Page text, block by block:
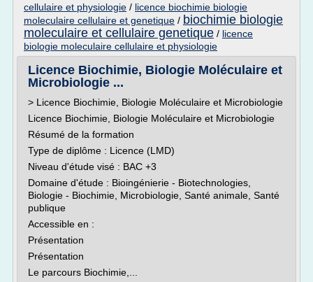
cellulaire et physiologie / licence biochimie biologie
moleculaire cellulaire et genetique / biochimie biologie
moleculaire et cellulaire genetique / licence
biologie moleculaire cellulaire et physiologie
Licence Biochimie, Biologie Moléculaire et
Microbiologie ...
> Licence Biochimie, Biologie Moléculaire et Microbiologie
Licence Biochimie, Biologie Moléculaire et Microbiologie
Résumé de la formation
Type de diplôme : Licence (LMD)
Niveau d'étude visé : BAC +3
Domaine d'étude : Bioingénierie - Biotechnologies,
Biologie - Biochimie, Microbiologie, Santé animale, Santé
publique
Accessible en :
Présentation
Présentation
Le parcours Biochimie,...